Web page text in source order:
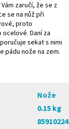
zaručí, že se z
se na nůž při
proto
Daní za
sekat s nimi
pádu nože na zem.
Nože
0.15 kg